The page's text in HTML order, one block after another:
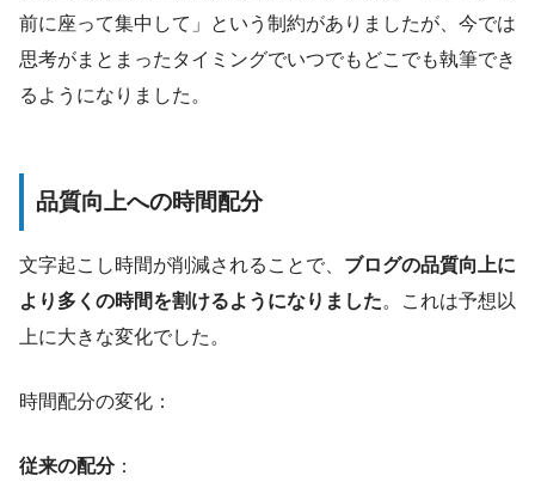
前に座って集中して」という制約がありましたが、今では
思考がまとまったタイミングでいつでもどこでも執筆でき
るようになりました。
品質向上への時間配分
文字起こし時間が削減されることで、 ブログの品質向上に
より多くの時間を割けるようになりました。これは予想以
上に大きな変化でした。
時間配分の変化：
従来の配分：